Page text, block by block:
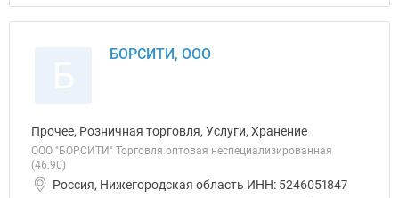
БОРСИТИ, ООО
Прочее, Розничная торговля, Услуги, Хранение
ООО "БОРСИТИ" Торговля оптовая неспециализированная
(46.90)
Россия, Нижегородская область ИНН: 5246051847